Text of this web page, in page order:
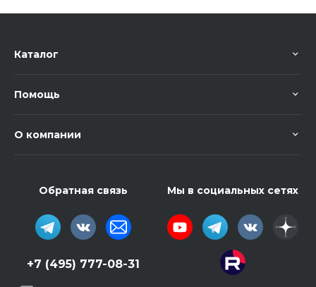
Каталог
Помощь
О компании
Обратная связь
+7 (495) 777-08-31
Мы в социальных сетях